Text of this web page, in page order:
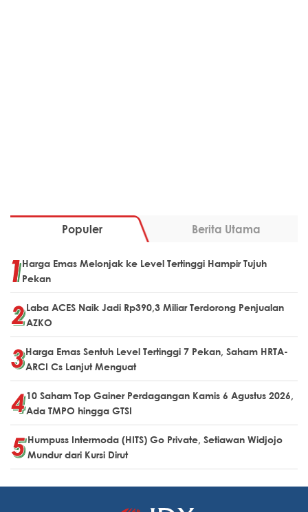
Populer Berita Utama
Harga Emas Melonjak ke Level Tertinggi Hampir Tujuh
Pekan
Laba ACES Naik Jadi Rp390,3 Miliar Terdorong Penjualan
AZKO
Harga Emas Sentuh Level Tertinggi 7 Pekan, Saham HRTA-
ARCI Cs Lanjut Menguat
10 Saham Top Gainer Perdagangan Kamis 6 Agustus 2026,
Ada TMPO hingga GTSI
Humpuss Intermoda (HITS) Go Private, Setiawan Widjojo
Mundur dari Kursi Dirut